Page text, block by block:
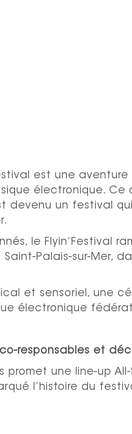
est une
électronique. Ce
devenu un festival
, le Flyin’Festival
Palais-sur-Mer,
et sensoriel, une
électronique
responsables et
promet une line-up
l’histoire du